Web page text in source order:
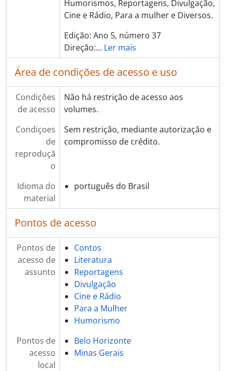
Humorismos, Reportagens, Divulgação,
Cine e Rádio, Para a mulher e Diversos.
Edição: Ano 5, número 37
Direção:… Ler mais
Área de condições de acesso e uso
Condições
de acesso
Não há restrição de acesso aos
volumes.
Condiçoes
de
reproduçã
o
Sem restrição, mediante autorização e
compromisso de crédito.
Idioma do
material
português do Brasil
Pontos de acesso
Pontos de
acesso de
assunto
Contos
Literatura
Reportagens
Divulgação
Cine e Rádio
Para a Mulher
Humorismo
Pontos de
acesso
local
Belo Horizonte
Minas Gerais